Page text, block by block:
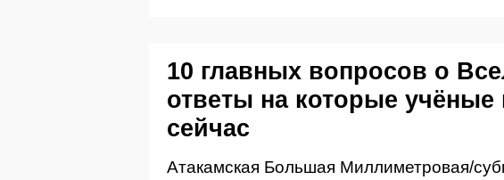
10 главных вопросов о
ответы на которые
сейчас
Атакамская Большая Миллиметровая/